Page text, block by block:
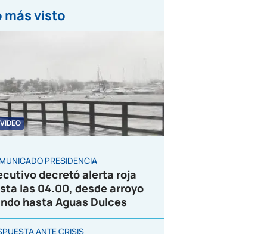
más visto
VIDEO
PRESIDENCIA
decretó alerta roja
las 04.00, desde arroyo
hasta Aguas Dulces
ANTE CRISIS